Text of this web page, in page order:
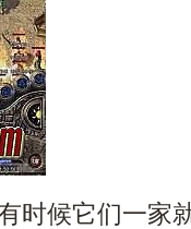
时候它们一家